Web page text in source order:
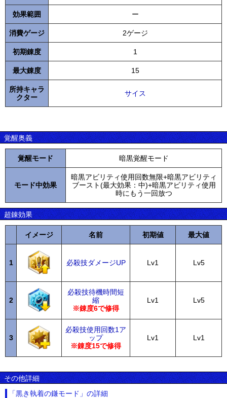
効果範囲 ー
消費ゲージ 2ゲージ
初期錬度 1
最大錬度 15
所持キャラ
クター
サイス
覚醒奥義
覚醒モード 暗黒覚醒モード
モード中効果
暗黒アビリティ使用回数無限+暗黒アビリティ
ブースト(最大効果：中)+暗黒アビリティ使用
時にもう一回放つ
超錬効果
イメージ 名前 初期値 最大値
1 必殺技ダメージUP Lv1 Lv5
2
必殺技待機時間短
縮
※錬度6で修得
Lv1 Lv5
3
必殺技使用回数1ア
ップ
※錬度15で修得
Lv1 Lv1
その他詳細
「黒き執着の鎌モード」の詳細